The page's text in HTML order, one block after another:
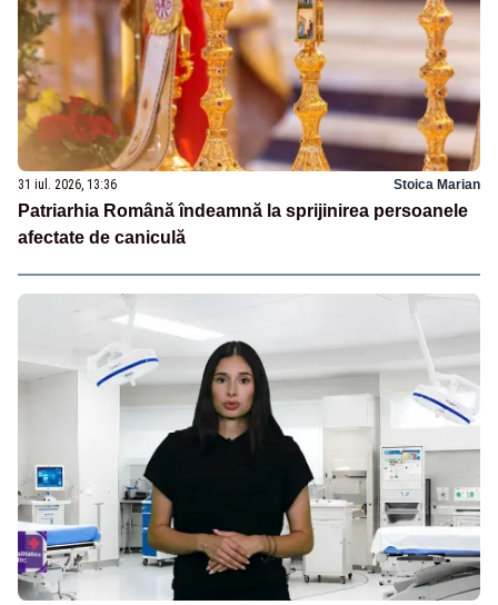
31 iul. 2026, 13:36 Stoica Marian
Patriarhia Română îndeamnă la sprijinirea persoanele
afectate de caniculă